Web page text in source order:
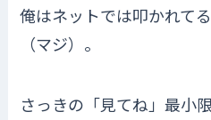
俺はネットでは叩かれて
（マジ）。
さっきの「見てね」最小